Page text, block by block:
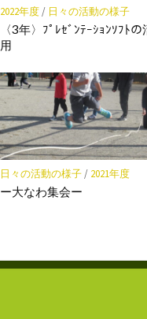
2022年度/ 日々の活動の様子
〈3年〉ﾌﾟﾚｾﾞﾝﾃｰｼｮﾝｿﾌﾄの
用
日々の活動の様子/ 2021年度
ー大なわ集会ー